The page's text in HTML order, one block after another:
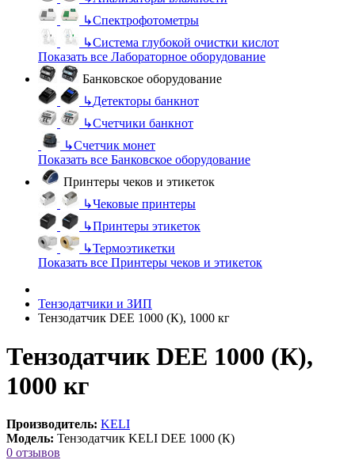
↳Спектрофотометры
↳Система глубокой очистки кислот
Показать все Лабораторное оборудование
Банковское оборудование
↳Детекторы банкнот
↳Счетчики банкнот
↳Счетчик монет
Показать все Банковское оборудование
Принтеры чеков и этикеток
↳Чековые принтеры
↳Принтеры этикеток
↳Термоэтикетки
Показать все Принтеры чеков и этикеток
Тензодатчики и ЗИП
Тензодатчик DEE 1000 (К), 1000 кг
Тензодатчик DEE 1000 (К),
1000 кг
Производитель: KELI
Модель: Тензодатчик KELI DEE 1000 (К)
0 отзывов